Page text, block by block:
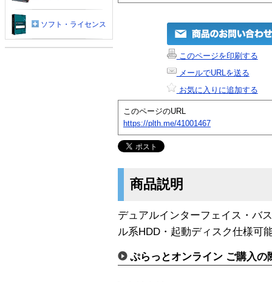
このページを印刷する
メールでURLを送る
お気に入りに追加する
このページのURL
https://plth.me/41001467
商品説明
デュアルインターフェイス・バ
ル系HDD・起動ディスク仕様可
ぷらっとオンライン ご購入の
ソフト・ライセンス